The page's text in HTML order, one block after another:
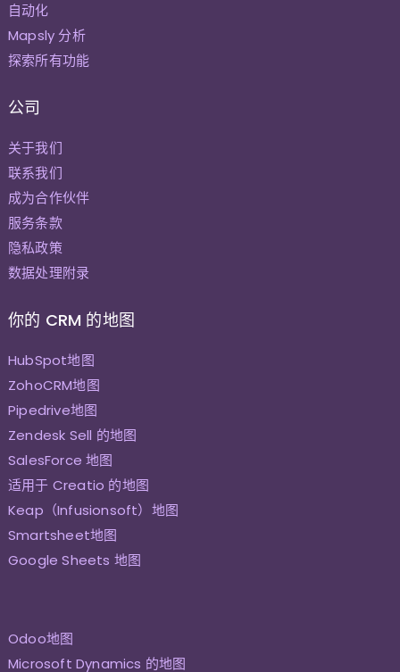
自动化
Mapsly 分析
探索所有功能
公司
关于我们
联系我们
成为合作伙伴
服务条款
隐私政策
数据处理附录
你的 CRM 的地图
HubSpot地图
ZohoCRM地图
Pipedrive地图
Zendesk Sell 的地图
SalesForce 地图
适用于 Creatio 的地图
Keap（Infusionsoft）地图
Smartsheet地图
Google Sheets 地图
Odoo地图
Microsoft Dynamics 的地图